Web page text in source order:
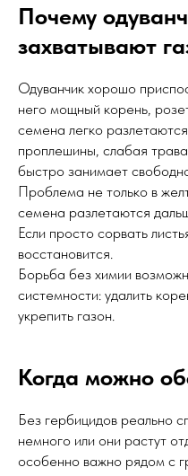
Почему
захватывают
Одуванчик хорошо
него мощный корень,
семена легко
проплешины, слабая
быстро занимает
Проблема не только в
семена разлетаются
Если просто сорвать
восстановится.
Борьба без химии
системности: удалить
укрепить газон.
Когда можно
Без гербицидов реально
немного или они растут
особенно важно рядом с